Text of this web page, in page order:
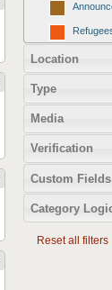
Location
Type
Media
Verification
Custom Fields
Category
Reset all filters